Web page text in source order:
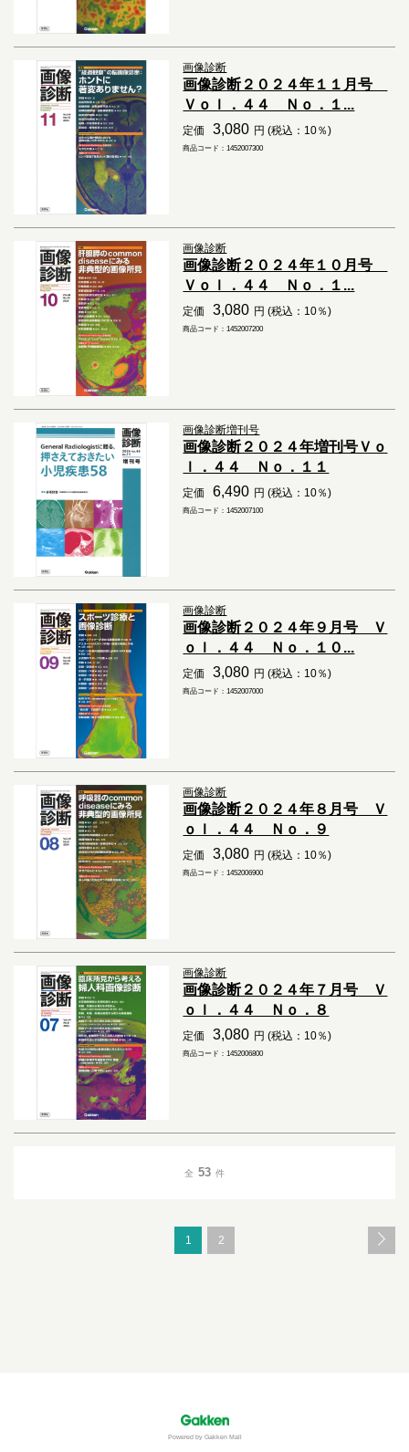
画像診断
画像診断２０２４年１１月号
Ｖｏｌ．４４ Ｎｏ．１...
定価 3,080 円 (税込：10％)
商品コード：1452007300
画像診断
画像診断２０２４年１０月号
Ｖｏｌ．４４ Ｎｏ．１...
定価 3,080 円 (税込：10％)
商品コード：1452007200
画像診断増刊号
画像診断２０２４年増刊号Ｖｏ
ｌ．４４ Ｎｏ．１１
定価 6,490 円 (税込：10％)
商品コード：1452007100
画像診断
画像診断２０２４年９月号 Ｖ
ｏｌ．４４ Ｎｏ．１０...
定価 3,080 円 (税込：10％)
商品コード：1452007000
画像診断
画像診断２０２４年８月号 Ｖ
ｏｌ．４４ Ｎｏ．９
定価 3,080 円 (税込：10％)
商品コード：1452006900
画像診断
画像診断２０２４年７月号 Ｖ
ｏｌ．４４ Ｎｏ．８
定価 3,080 円 (税込：10％)
商品コード：1452006800
全 53 件
1 2
Powered by Gakken Mall